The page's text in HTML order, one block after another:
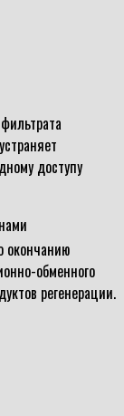
доступу
окончанию
обменного
регенерации.